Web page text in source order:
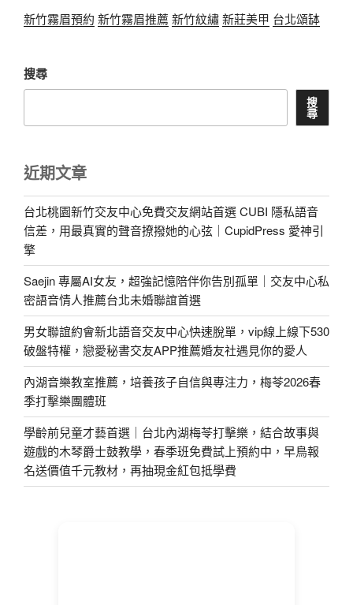
新竹霧眉預約 新竹霧眉推薦 新竹紋繡新莊美甲 台北頌缽
搜尋
搜
尋
近期文章
台北桃園新竹交友中心免費交友網站首選 CUBI 隱私語音
信差，用最真實的聲音撩撥她的心弦｜CupidPress 愛神引
擎
Saejin 專屬AI女友，超強記憶陪伴你告別孤單｜交友中心私
密語音情人推薦台北未婚聯誼首選
男女聯誼約會新北語音交友中心快速脫單，vip線上線下530
破盤特權，戀愛秘書交友APP推薦婚友社遇見你的愛人
內湖音樂教室推薦，培養孩子自信與專注力，梅苓2026春
季打擊樂團體班
學齡前兒童才藝首選｜台北內湖梅苓打擊樂，結合故事與
遊戲的木琴爵士鼓教學，春季班免費試上預約中，早鳥報
名送價值千元教材，再抽現金紅包抵學費